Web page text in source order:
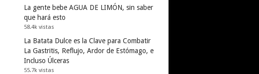
La gente bebe AGUA DE LIMÓN, sin saber
que hará esto
58.4k vistas
La Batata Dulce es la Clave para Combatir
La Gastritis, Reflujo, Ardor de Estómago, e
Incluso Úlceras
55.7k vistas